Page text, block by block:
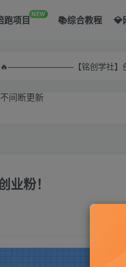
跑项目NEW 📚综合教程 💎
🔥🔥————————【铭创学社】
间断更新
粉！